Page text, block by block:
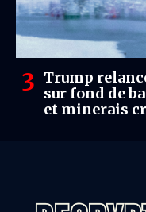
Trump
sur fond de
et minerais